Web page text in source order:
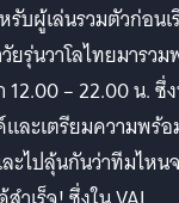
รับผู้เล่นรวมตัวก่อนเ
ยรุ่นวาโลไทยมารว
– 22.00 น. ซึ่
ละเตรียมความพร้
ะไปลุ้นกันว่าทีมไหน